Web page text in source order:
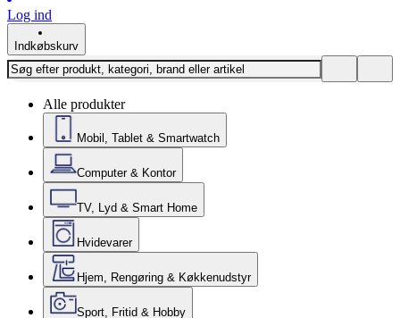
Log ind
Indkøbskurv
Alle produkter
Mobil, Tablet & Smartwatch
Computer & Kontor
TV, Lyd & Smart Home
Hvidevarer
Hjem, Rengøring & Køkkenudstyr
Sport, Fritid & Hobby